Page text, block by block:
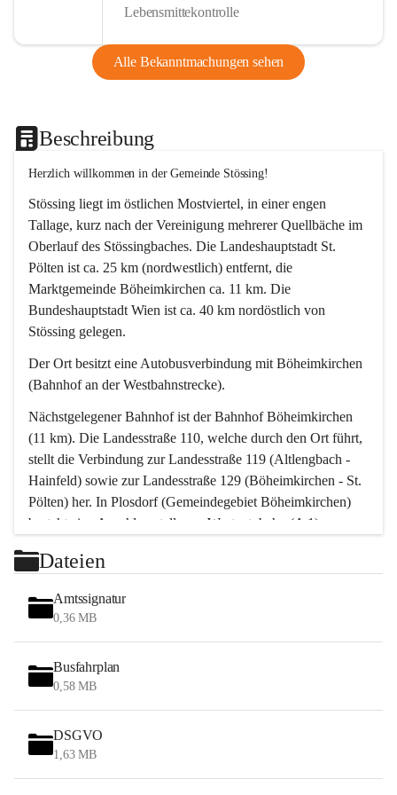
Lebensmittekontrolle
Alle Bekanntmachungen sehen
Beschreibung
Herzlich willkommen in der Gemeinde Stössing!
Stössing liegt im östlichen Mostviertel, in einer engen
Tallage, kurz nach der Vereinigung mehrerer Quellbäche im
Oberlauf des Stössingbaches. Die Landeshauptstadt St.
Pölten ist ca. 25 km (nordwestlich) entfernt, die
Marktgemeinde Böheimkirchen ca. 11 km. Die
Bundeshauptstadt Wien ist ca. 40 km nordöstlich von
Stössing gelegen.
Der Ort besitzt eine Autobusverbindung mit Böheimkirchen
(Bahnhof an der Westbahnstrecke).
Nächstgelegener Bahnhof ist der Bahnhof Böheimkirchen
(11 km). Die Landesstraße 110, welche durch den Ort führt,
stellt die Verbindung zur Landesstraße 119 (Altlengbach -
Hainfeld) sowie zur Landesstraße 129 (Böheimkirchen - St.
Pölten) her. In Plosdorf (Gemeindegebiet Böheimkirchen)
besteht eine Anschlussstelle zur Westautobahn (A 1).
Wien erreicht man in ca. 45 Minuten.
Stössing zählt noch zum Naherholungsraum Wien sowie
zum Naherholungsraum St. Pölten. Viele Bauernhöfe hatten
„ihre Wiener“. Seit 1960 bauten viele Wiener
Wochenendhäuser im Gemeindegebiet. Wegen des
waldreichen Jagdgebietes haben viele Jagdpächter ihre
Das Wandern ist aus touristischer Sicht die bedeutendste
Tätigkeit. Das hügelige Gebiet mit Wanderwegen durch
Wiesen, Wälder und Obstkulturen lädt dazu ein. Gefördert
Dateien
Amtssignatur
0,36 MB
Busfahrplan
0,58 MB
DSGVO
1,63 MB